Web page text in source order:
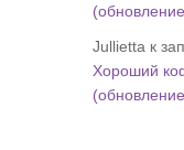
Jullietta к
Хороший